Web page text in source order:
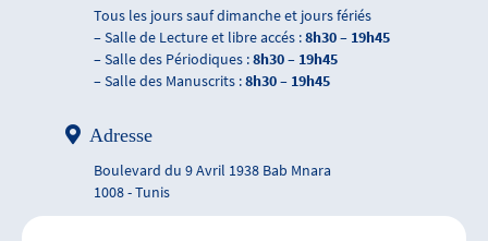
Tous les jours sauf dimanche et jours fériés
– Salle de Lecture et libre accés :8h30 – 19h45
– Salle des Périodiques :8h30 – 19h45
– Salle des Manuscrits :8h30 – 19h45
Adresse
Boulevard du 9 Avril 1938 Bab Mnara
1008 - Tunis